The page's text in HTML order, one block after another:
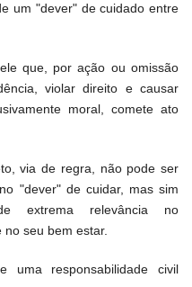
um "dever" de cuidado entre
que, por ação ou omissão
violar direito e causar
moral, comete ato
via de regra, não pode ser
"dever" de cuidar, mas sim
extrema relevância no
seu bem estar.
uma responsabilidade civil